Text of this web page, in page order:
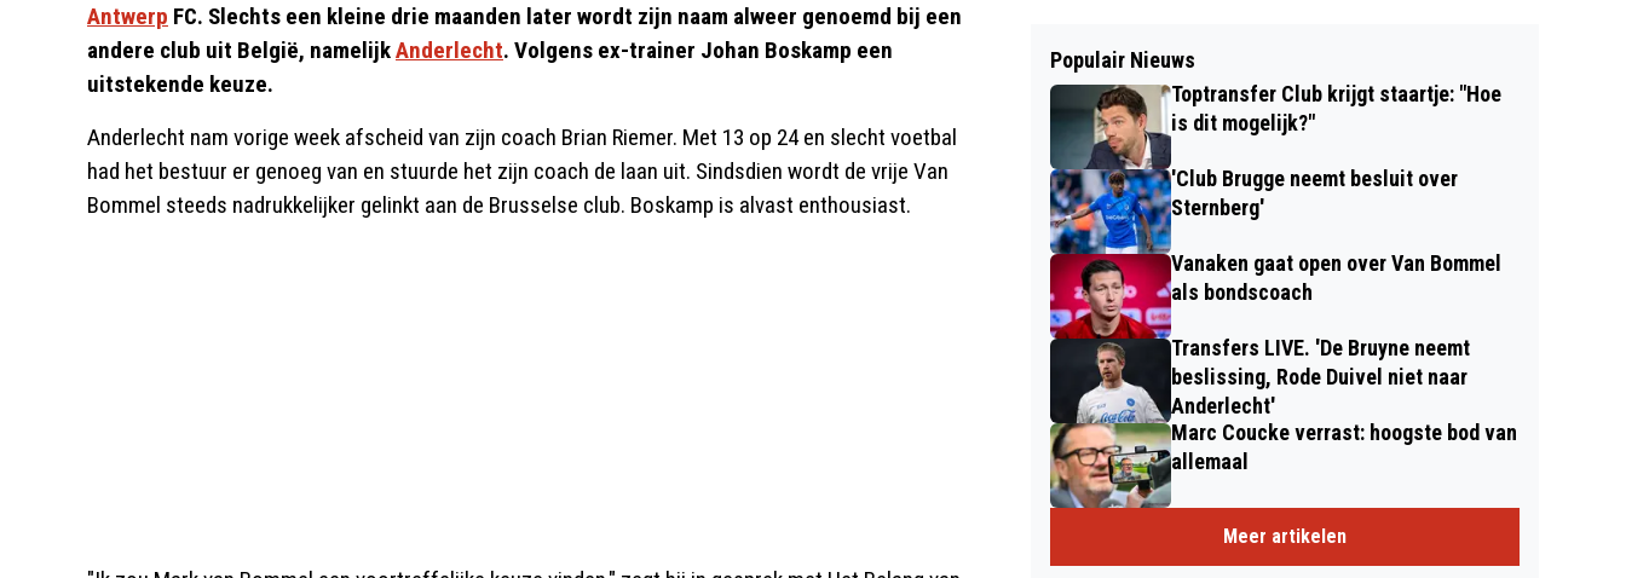
Antwerp FC. Slechts een kleine drie maanden later wordt zijn naam alweer genoemd bij een
andere club uit België, namelijkAnderlecht. Volgens ex-trainer Johan Boskamp een
uitstekende keuze.
Anderlecht nam vorige week afscheid van zijn coach Brian Riemer. Met 13 op 24 en slecht voetbal
had het bestuur er genoeg van en stuurde het zijn coach de laan uit. Sindsdien wordt de vrije Van
Bommel steeds nadrukkelijker gelinkt aan de Brusselse club. Boskamp is alvast enthousiast.
Populair Nieuws
Toptransfer Club krijgt staartje: "Hoe
is dit mogelijk?"
'Club Brugge neemt besluit over
Sternberg'
Vanaken gaat open over Van Bommel
als bondscoach
Transfers LIVE. 'De Bruyne neemt
beslissing, Rode Duivel niet naar
Anderlecht'
Marc Coucke verrast: hoogste bod van
allemaal
Meer artikelen